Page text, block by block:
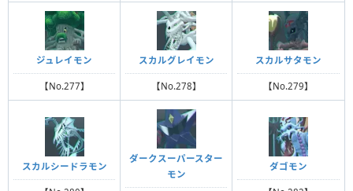
ジュレイモン
【No.277】
スカルグレイモン
【No.278】
スカルサタモン
【No.279】
スカルシードラモン
ダークスーパースター
モン
ダゴモン